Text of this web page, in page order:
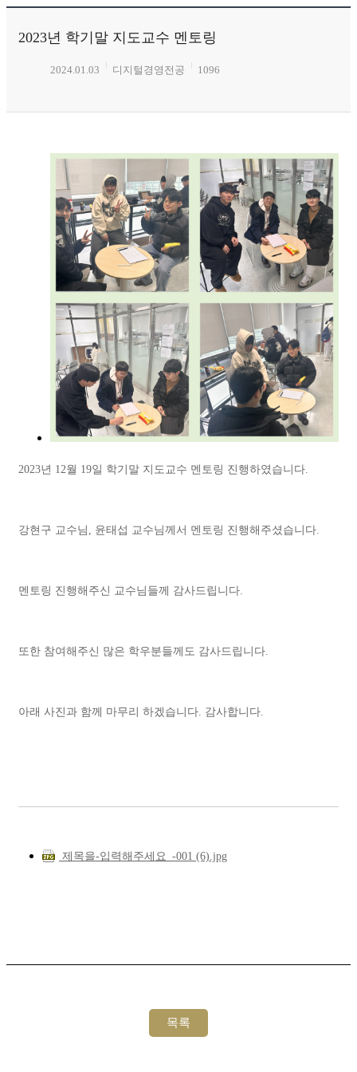
2023년 학기말 지도교수 멘토링
2024.01.03 디지털경영전공 1096
2023년 12월 19일 학기말 지도교수 멘토링 진행하였습니다.
강현구 교수님, 윤태섭 교수님께서 멘토링 진행해주셨습니다.
멘토링 진행해주신 교수님들께 감사드립니다.
또한 참여해주신 많은 학우분들께도 감사드립니다.
아래 사진과 함께 마무리 하겠습니다. 감사합니다.
제목을-입력해주세요_-001 (6).jpg